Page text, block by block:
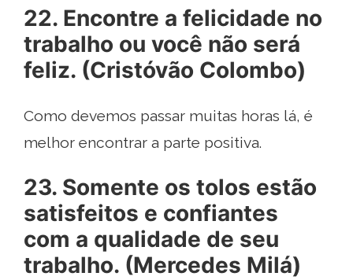
22. Encontre a felicidade no
trabalho ou você não será
feliz. (Cristóvão Colombo)
Como devemos passar muitas horas lá, é
melhor encontrar a parte positiva.
23. Somente os tolos estão
satisfeitos e confiantes
com a qualidade de seu
trabalho. (Mercedes Milá)